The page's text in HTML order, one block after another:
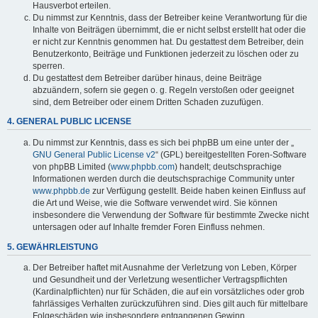
Hausverbot erteilen.
Du nimmst zur Kenntnis, dass der Betreiber keine Verantwortung für die
Inhalte von Beiträgen übernimmt, die er nicht selbst erstellt hat oder die
er nicht zur Kenntnis genommen hat. Du gestattest dem Betreiber, dein
Benutzerkonto, Beiträge und Funktionen jederzeit zu löschen oder zu
sperren.
Du gestattest dem Betreiber darüber hinaus, deine Beiträge
abzuändern, sofern sie gegen o. g. Regeln verstoßen oder geeignet
sind, dem Betreiber oder einem Dritten Schaden zuzufügen.
4. GENERAL PUBLIC LICENSE
Du nimmst zur Kenntnis, dass es sich bei phpBB um eine unter der „
GNU General Public License v2“ (GPL) bereitgestellten Foren-Software
von phpBB Limited (www.phpbb.com) handelt; deutschsprachige
Informationen werden durch die deutschsprachige Community unter
www.phpbb.de zur Verfügung gestellt. Beide haben keinen Einfluss auf
die Art und Weise, wie die Software verwendet wird. Sie können
insbesondere die Verwendung der Software für bestimmte Zwecke nicht
untersagen oder auf Inhalte fremder Foren Einfluss nehmen.
5. GEWÄHRLEISTUNG
Der Betreiber haftet mit Ausnahme der Verletzung von Leben, Körper
und Gesundheit und der Verletzung wesentlicher Vertragspflichten
(Kardinalpflichten) nur für Schäden, die auf ein vorsätzliches oder grob
fahrlässiges Verhalten zurückzuführen sind. Dies gilt auch für mittelbare